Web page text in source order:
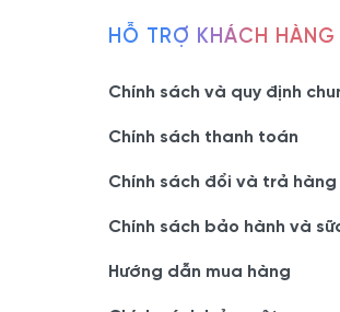
HỖ TRỢ KHÁCH HÀNG
Chính sách và quy định
Chính sách thanh toán
Chính sách đổi và trả hàng
Chính sách bảo hành và
Hướng dẫn mua hàng